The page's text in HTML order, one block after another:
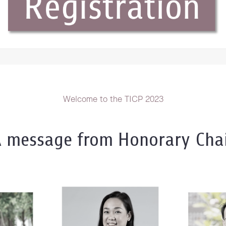
Welcome to the TICP 2023
message from Honorary